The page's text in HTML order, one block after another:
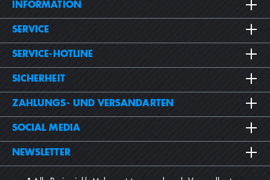
INFORMATION
SERVICE
SERVICE-HOTLINE
SICHERHEIT
ZAHLUNGS- UND VERSANDARTEN
SOCIAL MEDIA
NEWSLETTER